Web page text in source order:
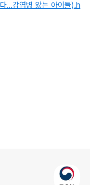
...감염병 앓는 아이들).h